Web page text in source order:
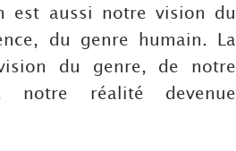
est aussi notre vision du
du genre humain. La
du genre, de notre
notre réalité devenue